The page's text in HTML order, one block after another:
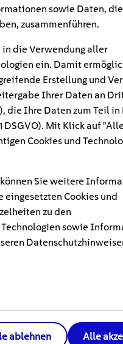
Lohnt
Der
einbauen.
deutlich
es sogar
(GEG) sind
ist aber auch für
den Wärmeverlust
Aufheizung
sowie Daten,
zusammenführen.
die Verwendung aller
ein. Damit
Erstellung und
Ihrer Daten an
die Ihre Daten zum Teil in
DSGVO). Mit Klick auf
Cookies und
Sie weitere
Cookies und
zu den
sowie
ablehnen Alle